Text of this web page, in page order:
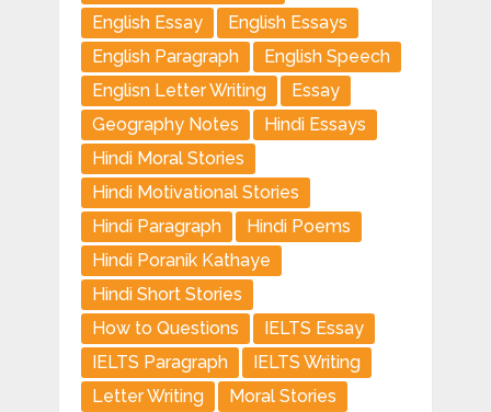
English Essay
English Essays
English Paragraph
English Speech
Englisn Letter Writing
Essay
Geography Notes
Hindi Essays
Hindi Moral Stories
Hindi Motivational Stories
Hindi Paragraph
Hindi Poems
Hindi Poranik Kathaye
Hindi Short Stories
How to Questions
IELTS Essay
IELTS Paragraph
IELTS Writing
Letter Writing
Moral Stories